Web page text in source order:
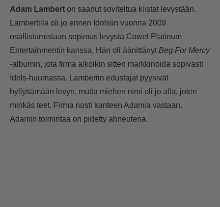
Adam Lambert on saanut soviteltua kiistat levystään.
Lambertilla oli jo ennen Idolsiin vuonna 2009
osallistumistaan sopimus levystä Cowel Platinum
Entertainmentin kanssa. Hän oli äänittänyt Beg For Mercy
-albumin, jota firma alkoikin sitten markkinoida sopivasti
Idols-huumassa. Lambertin edustajat pyysivät
hyllyttämään levyn, mutta miehen nimi oli jo alla, joten
minkäs teet. Firma nosti kanteen Adamia vastaan.
Adamin toimintaa on pidetty ahneutena.